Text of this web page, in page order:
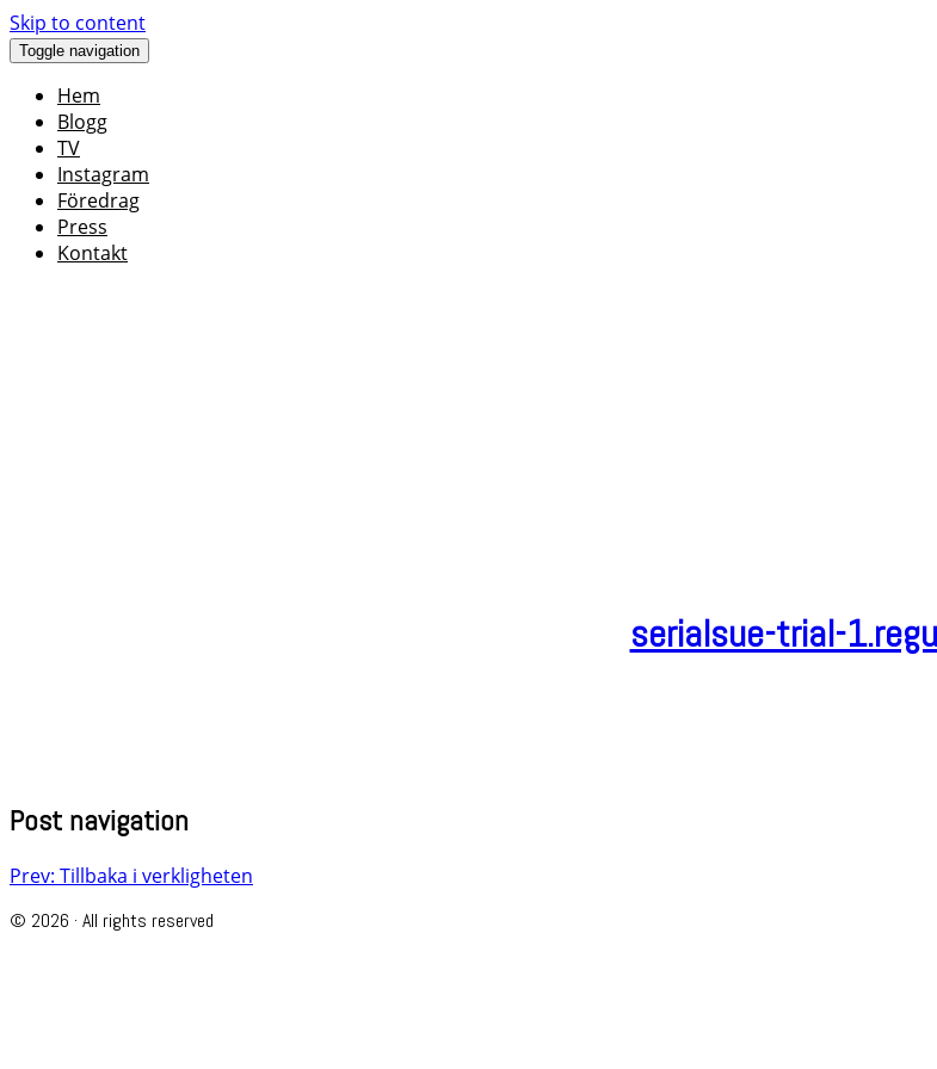
Skip to content
Toggle navigation
Hem
Blogg
TV
Instagram
Föredrag
Press
Kontakt
serialsue-trial-
Post navigation
Prev: Tillbaka i verkligheten
© 2026 · All rights reserved